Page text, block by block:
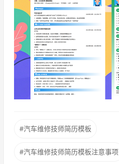
#汽车维修技师简历模板
#汽车维修技师简历模板注意事项